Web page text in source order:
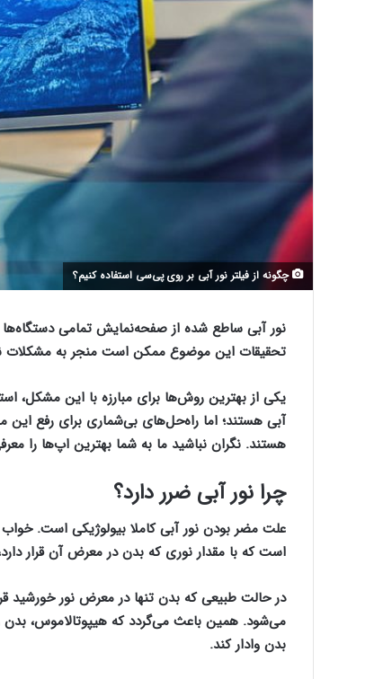
چگونه از فیلتر نور آبی بر روی پی‌سی استفاده کنیم؟
نور آبی ساطع ‌شده از صفحه‌نمایش تمامی
تحقیقات این موضوع ممکن است منجر به مشکلات
یکی از بهترین روش‌ها برای مبارزه با این مشکل،
هستند. نگران نباشید ما به شما بهترین اپ‌ها را
چرا نور آبی ضرر دارد؟
علت مضر بودن نور آبی کاملا بیولوژیکی است.
است که با مقدار نوری که بدن در معرض آن قرار
در حالت طبیعی که بدن تنها در معرض نور خورشید
می‌شود. همین باعث می‌گردد که هیپوتالاموس،
بدن وادار کند.